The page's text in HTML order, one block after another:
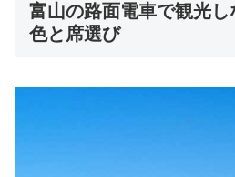
富山の路面電車で観光
色と席選び